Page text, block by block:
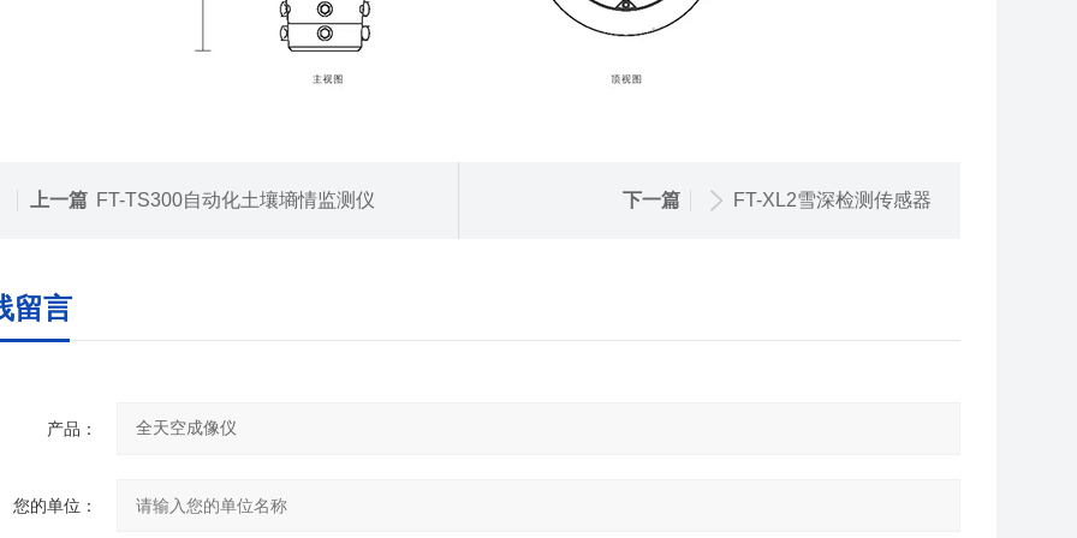
上一篇 FT-TS300自动化土壤墒情监测仪 下一篇 FT-XL2雪深检测传感器
留言
产品：
您的单位：